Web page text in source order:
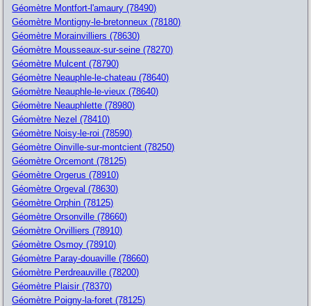
Géomètre Montfort-l'amaury (78490)
Géomètre Montigny-le-bretonneux (78180)
Géomètre Morainvilliers (78630)
Géomètre Mousseaux-sur-seine (78270)
Géomètre Mulcent (78790)
Géomètre Neauphle-le-chateau (78640)
Géomètre Neauphle-le-vieux (78640)
Géomètre Neauphlette (78980)
Géomètre Nezel (78410)
Géomètre Noisy-le-roi (78590)
Géomètre Oinville-sur-montcient (78250)
Géomètre Orcemont (78125)
Géomètre Orgerus (78910)
Géomètre Orgeval (78630)
Géomètre Orphin (78125)
Géomètre Orsonville (78660)
Géomètre Orvilliers (78910)
Géomètre Osmoy (78910)
Géomètre Paray-douaville (78660)
Géomètre Perdreauville (78200)
Géomètre Plaisir (78370)
Géomètre Poigny-la-foret (78125)